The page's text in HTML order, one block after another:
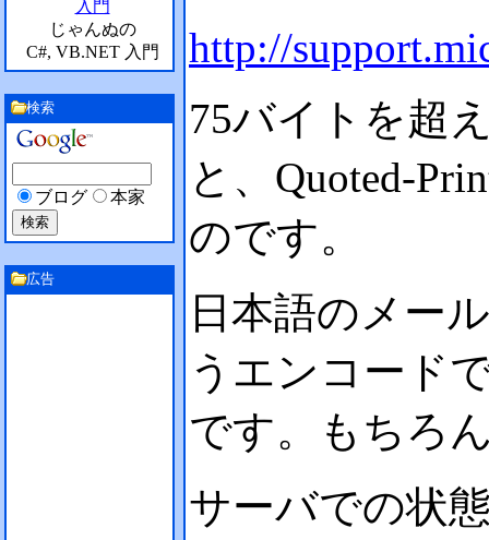
http://
75バイトを超
と、Quoted-
のです。
日本語のメー
うエンコード
です。もちろ
サーバでの状
じゃんぬの
C#, VB.NET 入門
検索
ブログ 本家
広告